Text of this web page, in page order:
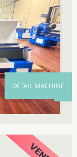
DÉTAIL MACHINE